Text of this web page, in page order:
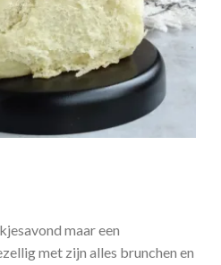
maar een
met zijn alles brunchen en